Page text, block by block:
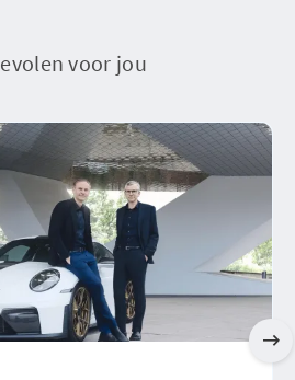
voor jou